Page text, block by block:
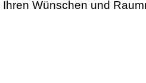
Wünschen und